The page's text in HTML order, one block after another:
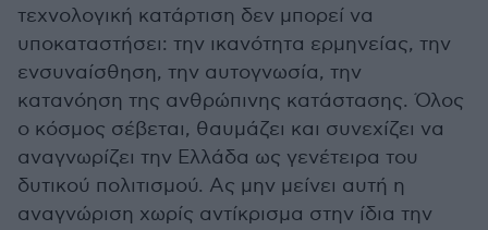
τεχνολογική κατάρτιση δεν μπορεί να
υποκαταστήσει: την ικανότητα ερμηνείας, την
ενσυναίσθηση, την αυτογνωσία, την
κατανόηση της ανθρώπινης κατάστασης. Όλος
ο κόσμος σέβεται, θαυμάζει και συνεχίζει να
αναγνωρίζει την Ελλάδα ως γενέτειρα του
δυτικού πολιτισμού. Ας μην μείνει αυτή η
αναγνώριση χωρίς αντίκρισμα στην ίδια την